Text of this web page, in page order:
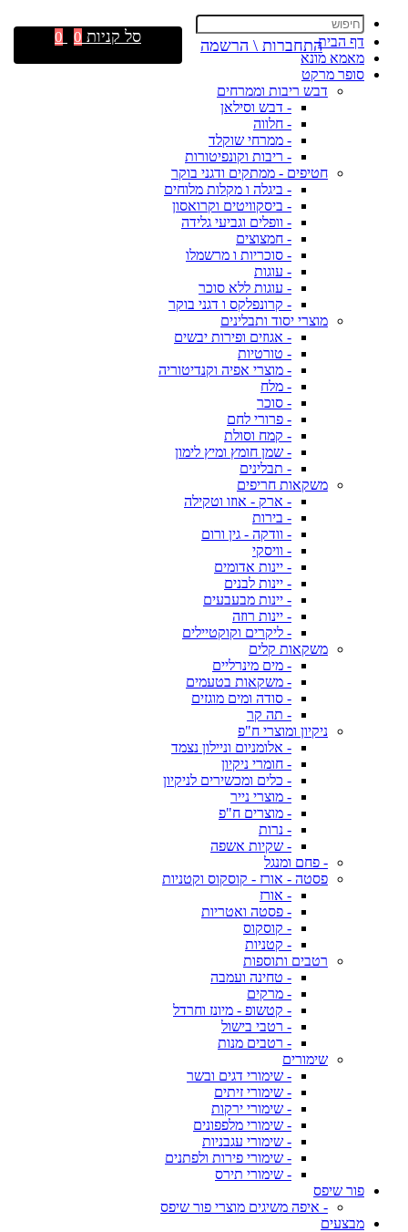
דף הבית
מאמא מונא
סופר מרקט
דבש ריבות וממרחים
- דבש וסילאן
- חלווה
- ממרחי שוקלד
- ריבות וקונפיטורות
חטיפים - ממתקים ודגני בוקר
- ביגלה ו מקלות מלוחים
- ביסקוויטים וקרואסון
- וופלים וגביעי גלידה
- חמצוצים
- סוכריות ו מרשמלו
- עוגות
- עוגות ללא סוכר
- קרונפלקס ו דגני בוקר
מוצרי יסוד ותבלינים
- אגוזים ופירות יבשים
- טורטיות
- מוצרי אפיה וקנדיטוריה
- מלח
- סוכר
- פרורי לחם
- קמח וסולת
- שמן חומץ ומיץ לימון
- תבלינים
משקאות חריפים
- ארק - אוזו וטקילה
- בירות
- וודקה - גין ורום
- וויסקי
- יינות אדומים
- יינות לבנים
- יינות מבעבעים
- יינות רוזה
- ליקרים וקוקטיילים
משקאות קלים
- מים מינרליים
- משקאות בטעמים
- סודה ומים מוגזים
- תה קר
ניקיון ומוצרי ח"פ
- אלומניום וניילון נצמד
- חומרי ניקיון
- כלים ומכשירים לניקיון
- מוצרי נייר
- מוצרים ח"פ
- נרות
- שקיות אשפה
- פחם ומנגל
פסטה - אורז - קוסקוס וקטניות
- אורז
- פסטה ואטריות
- קוסקוס
- קטניות
רטבים ותוספות
- טחינה ועמבה
- מרקים
- קטשופ - מיונז וחרדל
- רטבי בישול
- רטבים מנות
שימורים
- שימורי דגים ובשר
- שימורי זיתים
- שימורי ירקות
- שימורי מלפפונים
- שימורי עגבניות
- שימורי פירות ולפתנים
- שימורי תירס
פור שיפס
- איפה משיגים מוצרי פור שיפס
מבצעים
התחברות \ הרשמה סל קניות 0
0